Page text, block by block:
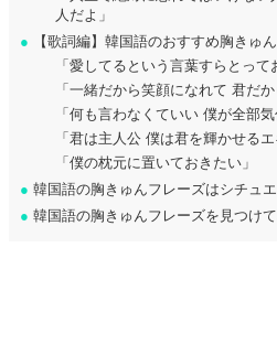
人だよ」
● 【歌詞編】韓国語のおすすめ胸きゅ
「愛してるという言葉すらとって
「一緒だから笑顔になれて 君だ
「何も言わなくていい 僕が全部
「君は主人公 僕は君を輝かせるエ
「僕の枕元に置いておきたい」
● 韓国語の胸きゅんフレーズはシチュ
● 韓国語の胸きゅんフレーズを見つけて